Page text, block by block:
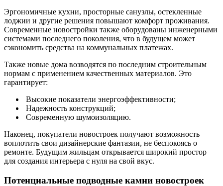
Эргономичные кухни, просторные санузлы, остекленные
лоджии и другие решения повышают комфорт проживания.
Современные новостройки также оборудованы инженерными
системами последнего поколения, что в будущем может
сэкономить средства на коммунальных платежах.
Также новые дома возводятся по последним строительным
нормам с применением качественных материалов. Это
гарантирует:
Высокие показатели энергоэффективности;
Надежность конструкций;
Современную шумоизоляцию.
Наконец, покупатели новостроек получают возможность
воплотить свои дизайнерские фантазии, не беспокоясь о
ремонте. Будущим жильцам открывается широкий простор
для создания интерьера с нуля на свой вкус.
Потенциальные подводные камни новостроек